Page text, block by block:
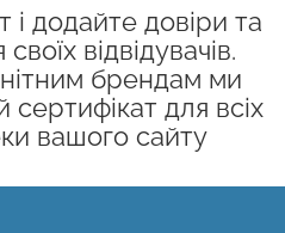
і додайте довіри та
відвідувачів.
брендам ми
для всіх
вашого сайту